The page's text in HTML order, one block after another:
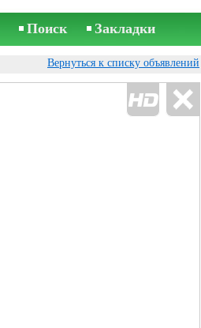
Поиск Закладки
Вернуться к списку объявлений